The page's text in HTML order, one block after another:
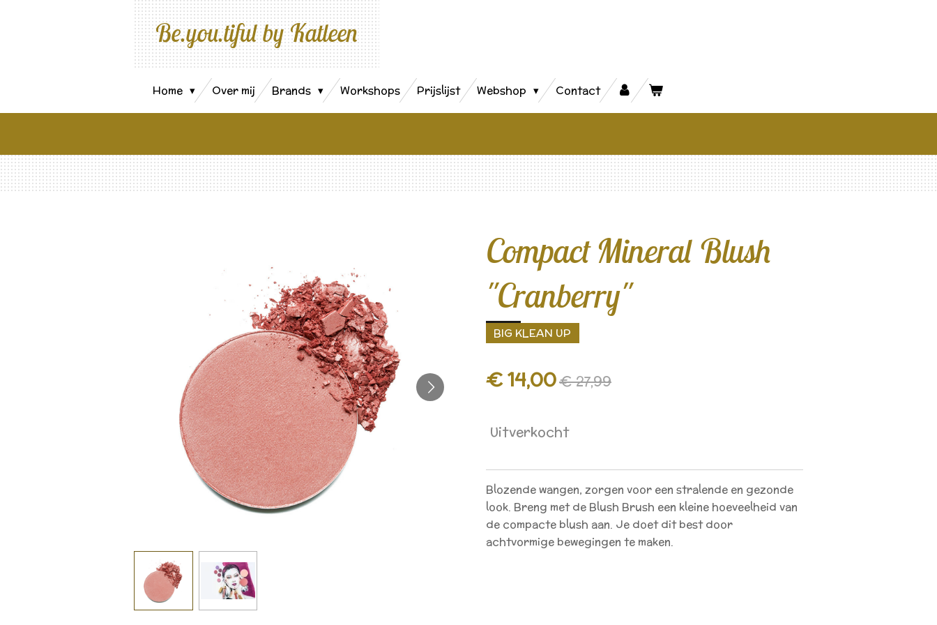
Be.you.tiful by Katleen
Home Over mij Brands Workshops Prijslijst Webshop Contact
Compact Mineral Blush
"Cranberry"
BIG KLEAN UP
€ 14,00€ 27,99
Uitverkocht
Blozende wangen, zorgen voor een stralende en gezonde
look. Breng met de Blush Brush een kleine hoeveelheid van
de compacte blush aan. Je doet dit best door
achtvormige bewegingen te maken.